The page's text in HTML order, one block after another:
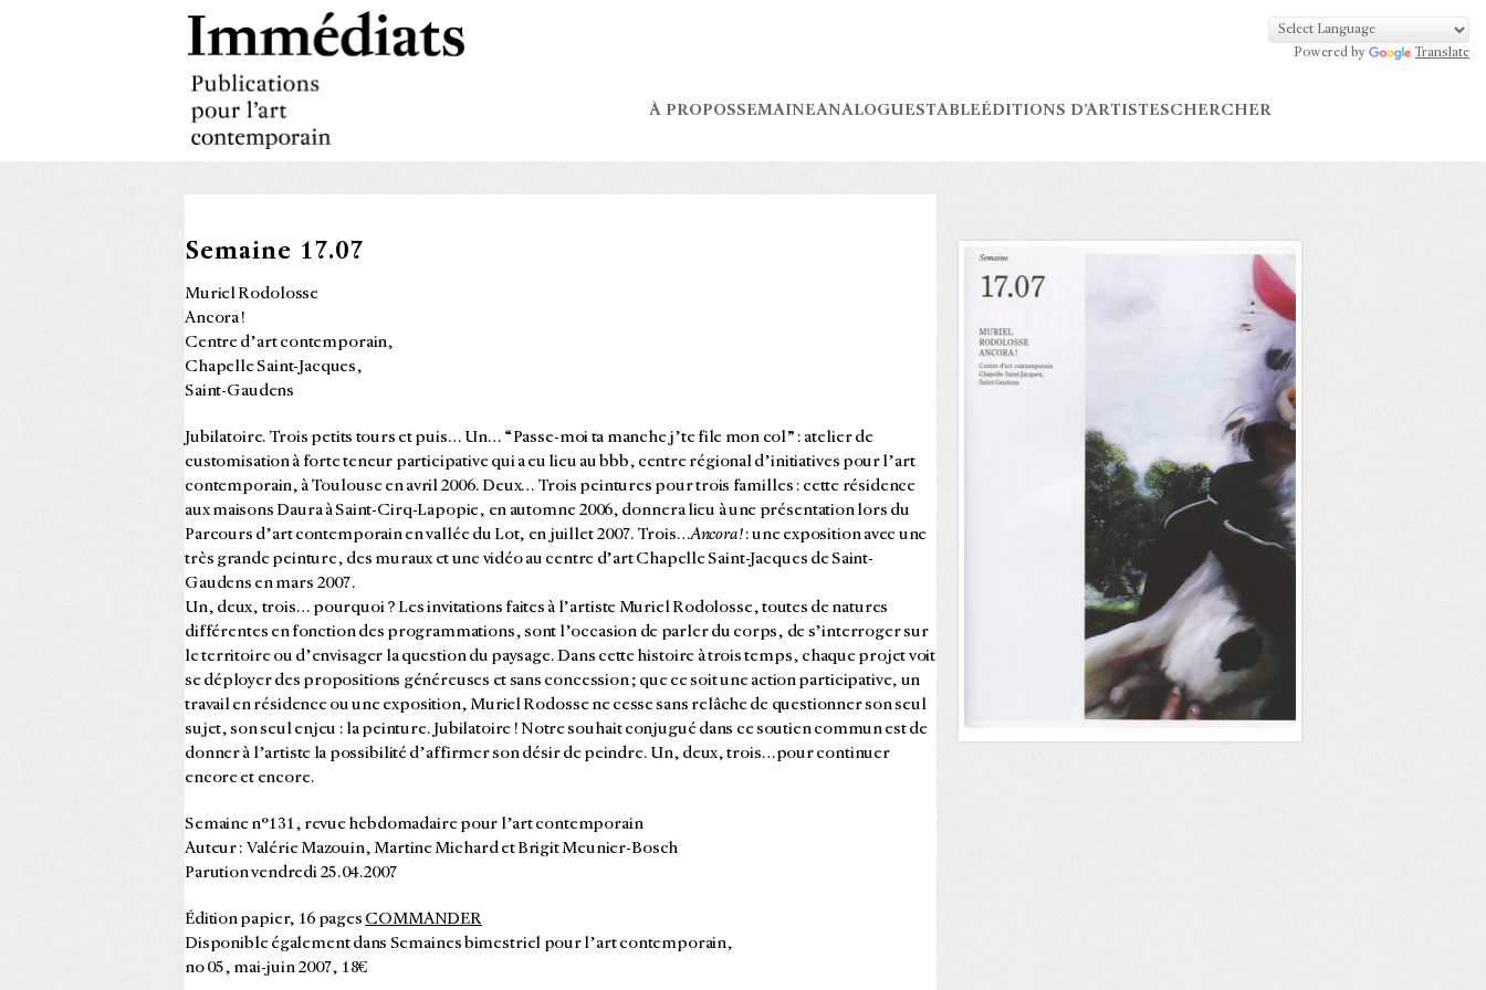
Powered by Translate
À PROPOSSEMAINEANALOGUESTABLEÉDITIONS D’ARTISTESCHERCHER
Semaine 17.07
Muriel Rodolosse
Ancora !
Centre d’art contemporain,
Chapelle Saint-Jacques,
Saint-Gaudens
Jubilatoire. Trois petits tours et puis… Un… “Passe-moi ta manche j’te file mon col” : atelier de
customisation à forte teneur participative qui a eu lieu au bbb, centre régional d’initiatives pour l’art
contemporain, à Toulouse en avril 2006. Deux… Trois peintures pour trois familles : cette résidence
aux maisons Daura à Saint-Cirq-Lapopie, en automne 2006, donnera lieu à une présentation lors du
Parcours d’art contemporain en vallée du Lot, en juillet 2007. Trois…Ancora!: une exposition avec une
très grande peinture, des muraux et une vidéo au centre d’art Chapelle Saint-Jacques de Saint-
Gaudens en mars 2007.
Un, deux, trois… pourquoi ? Les invitations faites à l’artiste Muriel Rodolosse, toutes de natures
différentes en fonction des programmations, sont l’occasion de parler du corps, de s’interroger sur
le territoire ou d’envisager la question du paysage. Dans cette histoire à trois temps, chaque projet voit
se déployer des propositions généreuses et sans concession ; que ce soit une action participative, un
travail en résidence ou une exposition, Muriel Rodosse ne cesse sans relâche de questionner son seul
sujet, son seul enjeu : la peinture. Jubilatoire ! Notre souhait conjugué dans ce soutien commun est de
donner à l’artiste la possibilité d’affirmer son désir de peindre. Un, deux, trois…pour continuer
encore et encore.
Semaine n°131, revue hebdomadaire pour l’art contemporain
Auteur : Valérie Mazouin, Martine Michard et Brigit Meunier-Bosch
Parution vendredi 25.04.2007
Édition papier, 16 pages COMMANDER
Disponible également dans Semaines bimestriel pour l’art contemporain,
no 05, mai-juin 2007, 18€